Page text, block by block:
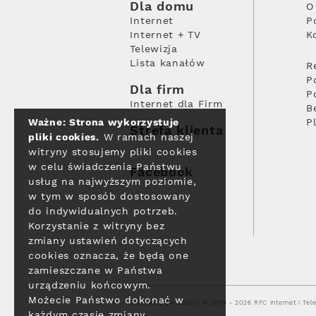
Dla domu
Internet
Internet + TV
Telewizja
Lista kanałów
Dla firm
Internet dla Firm
Strefa klienta
Facebook
Polityka prywatności © 2004 - 2026 RFC Internet i
Ważne: Strona wykorzystuje
pliki cookies. W ramach naszej
witryny stosujemy pliki cookies
w celu świadczenia Państwu
usług na najwyższym poziomie,
w tym w sposób dostosowany
do indywidualnych potrzeb.
Korzystanie z witryny bez
zmiany ustawień dotyczących
cookies oznacza, że będą one
zamieszczane w Państwa
urządzeniu końcowym.
Możecie Państwo dokonać w